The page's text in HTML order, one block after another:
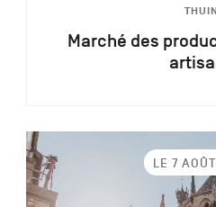
THUIN
Marché des
LE 7